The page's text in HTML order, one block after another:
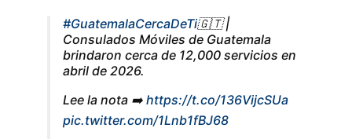
#GuatemalaCercaDeTi🇬🇹 |
Consulados Móviles de Guatemala
brindaron cerca de 12,000 servicios en
abril de 2026.
Lee la nota ➡️ https://t.co/136VijcSUa
pic.twitter.com/1Lnb1fBJ68